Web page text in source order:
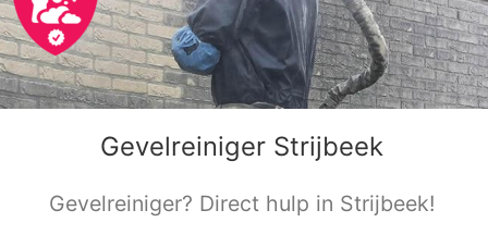
Gevelreiniger Strijbeek
Gevelreiniger? Direct hulp in Strijbeek!